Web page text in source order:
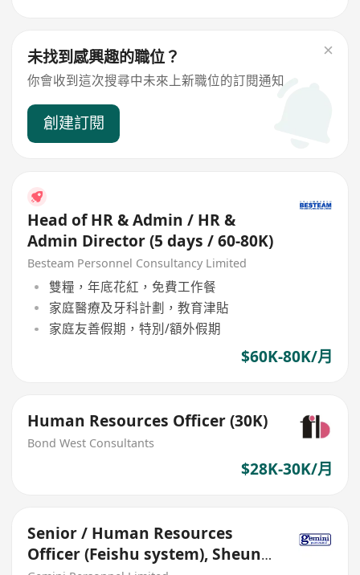
未找到感興趣的職位？
你會收到這次搜尋中未來上新職位的訂閱通知
創建訂閱
Head of HR & Admin / HR &
Admin Director (5 days / 60-80K)
Besteam Personnel Consultancy Limited
雙糧，年底花紅，免費工作餐
家庭醫療及牙科計劃，教育津貼
家庭友善假期，特別/額外假期
$60K-80K/月
Human Resources Officer (30K)
Bond West Consultants
$28K-30K/月
Senior / Human Resources
Officer (Feishu system), Sheung